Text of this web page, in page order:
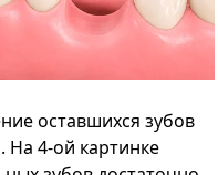
оставшихся зубов
На 4-ой картинке